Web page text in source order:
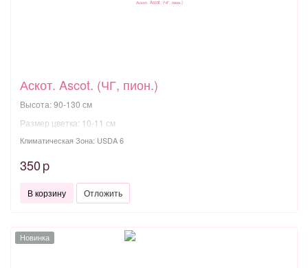
Аскот. Ascot. (ЧГ, пион.)
Высота: 90-130 см
Размер цветка: 10-11 см
Климатическая Зона: USDA 6
350 p
В корзину Отложить
Новинка